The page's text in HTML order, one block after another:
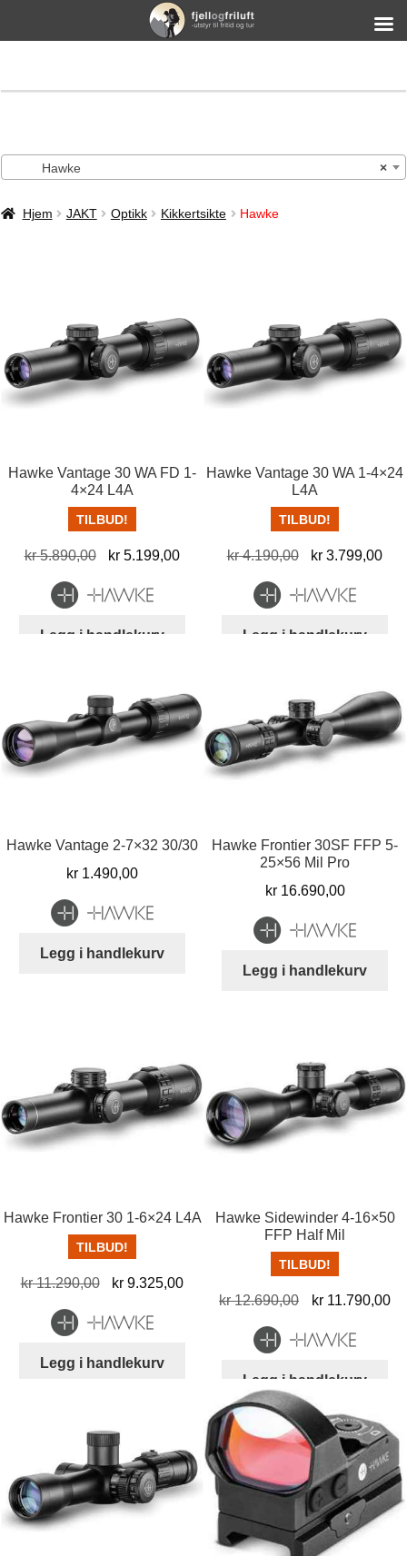
×
Hawke
Hjem JAKT Optikk Kikkertsikte Hawke
Hawke Vantage 30 WA FD 1-
4×24 L4A
TILBUD!
kr5.890,00
Opprinnelig
var:
kr 5.199,00Nåværende
Legg i handlekurv
Hawke Vantage 30 WA 1-4×24
L4A
TILBUD!
kr4.190,00
Opprinnelig
var:
kr 3.799,00
Legg i handlekurv
Hawke Vantage 2-7×32 30/30
kr 1.490,00
Legg i handlekurv
Hawke Frontier 30SF FFP 5-
25×56 Mil Pro
kr16.690,00
Legg i handlekurv
Hawke Frontier 30 1-6×24 L4A
TILBUD!
kr11.290,00
Opprinnelig
var:
kr 9.325,00Nåværende
kr 9.325,00.
Legg i handlekurv
Hawke Sidewinder 4-16×50
FFP Half Mil
TILBUD!
kr12.690,00
Opprinnelig
var:
kr11.790,00
Legg i handlekurv